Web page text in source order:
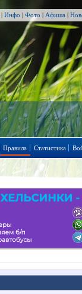
| Инфо | Фото | Афиша |
Правила Статистика